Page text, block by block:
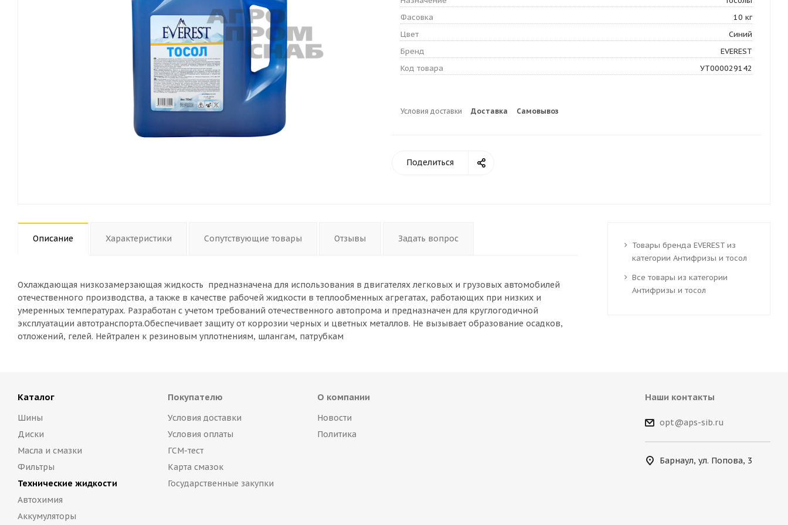
Фасовка
10 кг
Цвет
Синий
Бренд
EVEREST
Код товара
УТ000029142
Условия доставки Доставка Самовывоз
Поделиться
Описание Характеристики Сопутствующие товары Отзывы Задать вопрос
Охлаждающая низкозамерзающая жидкость предназначена для использования в двигателях легковых и грузовых автомобилей
отечественного производства, а также в качестве рабочей жидкости в теплообменных агрегатах, работающих при низких и
умеренных температурах. Разработан с учетом требований отечественного автопрома и предназначен для круглогодичной
эксплуатации автотранспорта.Обеспечивает защиту от коррозии черных и цветных металлов. Не вызывает образование осадков,
отложений, гелей. Нейтрален к резиновым уплотнениям, шлангам, патрубкам
Товары бренда EVEREST из
категории Антифризы и тосол
Все товары из категории
Антифризы и тосол
Каталог
Шины
Диски
Масла и смазки
Фильтры
Технические жидкости
Автохимия
Аккумуляторы
Покупателю
Условия доставки
Условия оплаты
ГСМ-тест
Карта смазок
Государственные закупки
О компании
Новости
Политика
Наши контакты
opt@aps-sib.ru
Барнаул, ул. Попова, 3